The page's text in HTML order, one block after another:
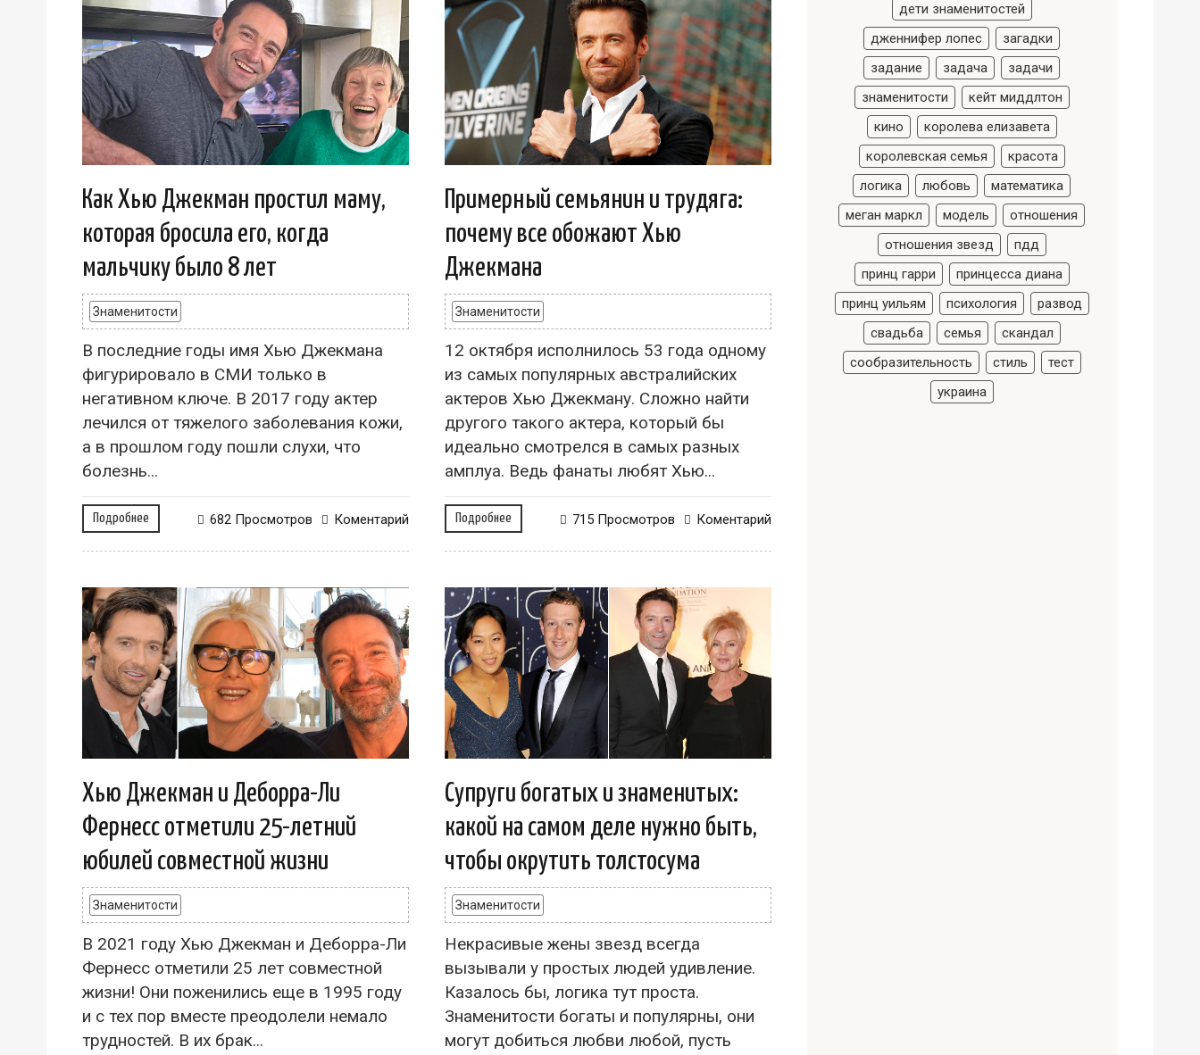
Как Хью Джекман простил маму,
которая бросила его, когда
мальчику было 8 лет
Знаменитости
В последние годы имя Хью Джекмана
фигурировало в СМИ только в
негативном ключе. В 2017 году актер
лечился от тяжелого заболевания кожи,
а в прошлом году пошли слухи, что
болезнь...
Подробнее Коментарий
682 Просмотров
Примерный семьянин и трудяга:
почему все обожают Хью
Джекмана
Знаменитости
12 октября исполнилось 53 года одному
из самых популярных австралийских
актеров Хью Джекману. Сложно найти
другого такого актера, который бы
идеально смотрелся в самых разных
амплуа. Ведь фанаты любят Хью...
Подробнее Коментарий
715 Просмотров
Хью Джекман и Деборра-Ли
Фернесс отметили 25-летний
юбилей совместной жизни
Знаменитости
В 2021 году Хью Джекман и Деборра-Ли
Фернесс отметили 25 лет совместной
жизни! Они поженились еще в 1995 году
и с тех пор вместе преодолели немало
трудностей. В их брак...
Супруги богатых и знаменитых:
какой на самом деле нужно быть,
чтобы окрутить толстосума
Знаменитости
Некрасивые жены звезд всегда
вызывали у простых людей удивление.
Казалось бы, логика тут проста.
Знаменитости богаты и популярны, они
могут добиться любви любой, пусть
дети знаменитостей
дженнифер лопес
загадки
задание
задача
задачи
знаменитости
кейт миддлтон
кино
королева елизавета
королевская семья
красота
логика
любовь
математика
меган маркл
модель
отношения
отношения звезд
пдд
принц гарри
принцесса диана
принц уильям
психология
развод
свадьба
семья
скандал
сообразительность
стиль
тест
украина